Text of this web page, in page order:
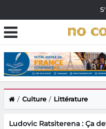
Culture Littérature
Ludovic Ratsiterena : Ça